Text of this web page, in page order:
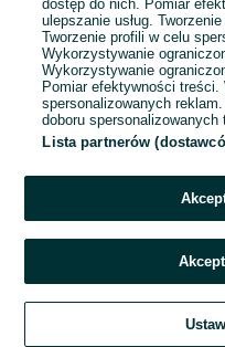
dostęp do nich. Pomiar
ulepszanie usług.
Tworzenie profili w celu
Wykorzystywanie
Wykorzystywanie
Pomiar efektywności
spersonalizowanych
doboru spersonalizowanych
Lista partnerów